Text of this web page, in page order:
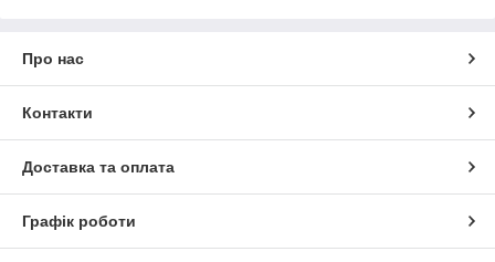
Про нас
Контакти
Доставка та оплата
Графік роботи